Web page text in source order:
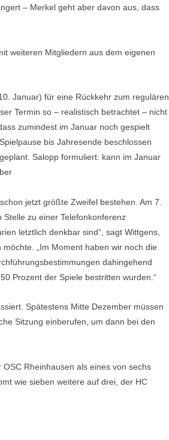
– Merkel geht aber davon aus, dass
weiteren Mitgliedern aus dem eigenen
Januar) für eine Rückkehr zum regulären
Termin so – realistisch betrachtet – nicht
zumindest im Januar noch gespielt
bis Jahresende beschlossen
Salopp formuliert: kann im Januar
jetzt größte Zweifel bestehen. Am 7.
zu einer Telefonkonferenz
letztlich denkbar sind“, sagt Wittgens,
„Im Moment haben wir noch die
dahingehend
Prozent der Spiele bestritten wurden.“
Spätestens Mitte Dezember müssen
Sitzung einberufen, um dann bei den
Rheinhausen als eines von sechs
wie sieben weitere auf drei, der HC